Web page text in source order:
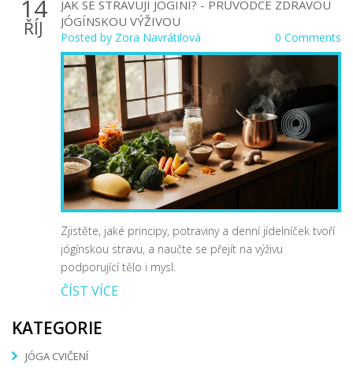
14
ŘÍJ
JAK SE STRAVUJI JOGINI? - PRŮVODCE ZDRAVOU
JÓGÍNSKOU VÝŽIVOU
Posted by Zora Navrátilová 0 Comments
Zjistěte, jaké principy, potraviny a denní jídelníček tvoří
jógínskou stravu, a naučte se přejít na výživu
podporující tělo i mysl.
ČÍST VÍCE
KATEGORIE
JÓGA CVIČENÍ